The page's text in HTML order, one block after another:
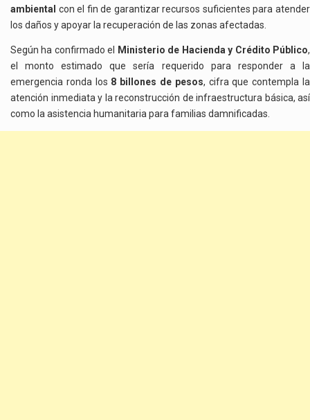
ambiental con el fin de garantizar recursos suficientes para atender
los daños y apoyar la recuperación de las zonas afectadas.
Según ha confirmado el Ministerio de Hacienda y Crédito Público,
el monto estimado que sería requerido para responder a la
emergencia ronda los 8 billones de pesos, cifra que contempla la
atención inmediata y la reconstrucción de infraestructura básica, así
como la asistencia humanitaria para familias damnificadas.